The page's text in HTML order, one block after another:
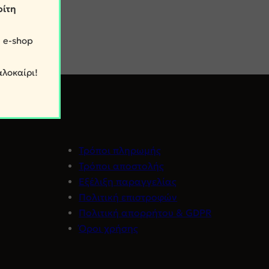
Τρόποι πληρωμής
Τρόποι αποστολής
Εξέλιξη παραγγελίας
Πολιτική επιστροφών
Πολιτική απορρήτου & GDPR
Όροι χρήσης
e-shop